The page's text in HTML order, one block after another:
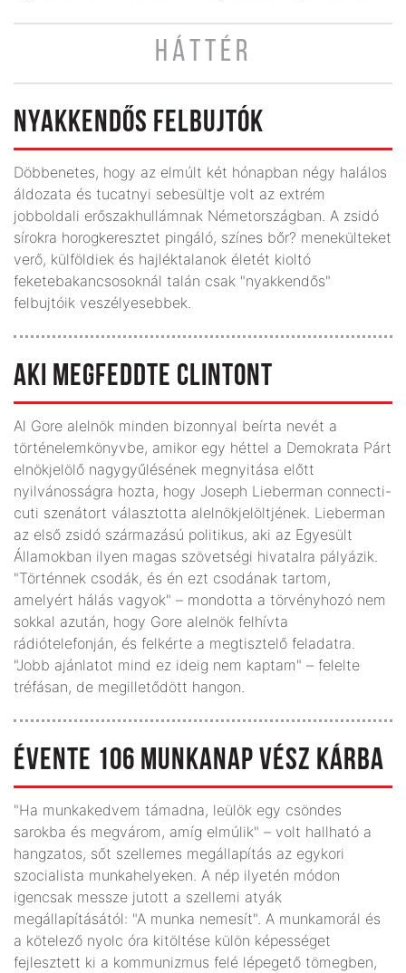
HÁTTÉR
NYAKKENDŐS FELBUJTÓK
Döbbenetes, hogy az elmúlt két hónapban négy halálos
áldozata és tucatnyi sebesültje volt az extrém
jobboldali erőszakhullámnak Németországban. A zsidó
sírokra horogkeresztet pingáló, színes bőr? menekülteket
verő, külföldiek és hajléktalanok életét kioltó
feketebakancsosoknál talán csak "nyakkendős"
felbujtóik veszélyesebbek.
AKI MEGFEDDTE CLINTONT
Al Gore alelnök minden bizonnyal beírta nevét a
történelemkönyvbe, amikor egy héttel a Demokrata Párt
elnökjelölő nagygyűlésének megnyitása előtt
nyilvánosságra hozta, hogy Joseph Lieberman connecti-
cuti szenátort választotta alelnökjelöltjének. Lieberman
az első zsidó származású politikus, aki az Egyesült
Államokban ilyen magas szövetségi hivatalra pályázik.
"Történnek csodák, és én ezt csodának tartom,
amelyért hálás vagyok" – mondotta a törvényhozó nem
sokkal azután, hogy Gore alelnök felhívta
rádiótelefonján, és felkérte a megtisztelő feladatra.
"Jobb ajánlatot mind ez ideig nem kaptam" – felelte
tréfásan, de megilletődött hangon.
ÉVENTE 106 MUNKANAP VÉSZ KÁRBA
"Ha munkakedvem támadna, leülök egy csöndes
sarokba és megvárom, amíg elmúlik" – volt hallható a
hangzatos, sőt szellemes megállapítás az egykori
szocialista munkahelyeken. A nép ilyetén módon
igencsak messze jutott a szellemi atyák
megállapításától: "A munka nemesít". A munkamorál és
a kötelező nyolc óra kitöltése külön képességet
fejlesztett ki a kommunizmus felé lépegető tömegben,